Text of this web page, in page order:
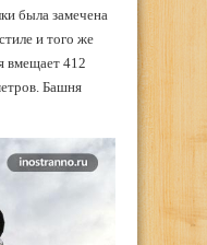
была замечена
и того же
вмещает 412
Башня